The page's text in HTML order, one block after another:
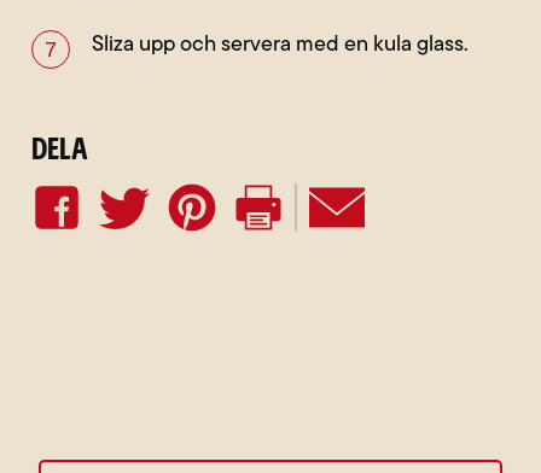
Sliza upp och servera med en kula glass.
Dela